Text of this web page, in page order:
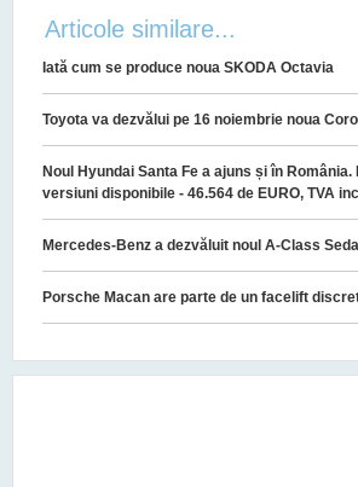
Articole similare...
Iată cum se produce noua SKODA Octavia
Toyota va dezvălui pe 16 noiembrie noua
Noul Hyundai Santa Fe a ajuns și în
versiuni disponibile - 46.564 de EURO, TVA
Mercedes-Benz a dezvăluit noul A-Class
Porsche Macan are parte de un facelift